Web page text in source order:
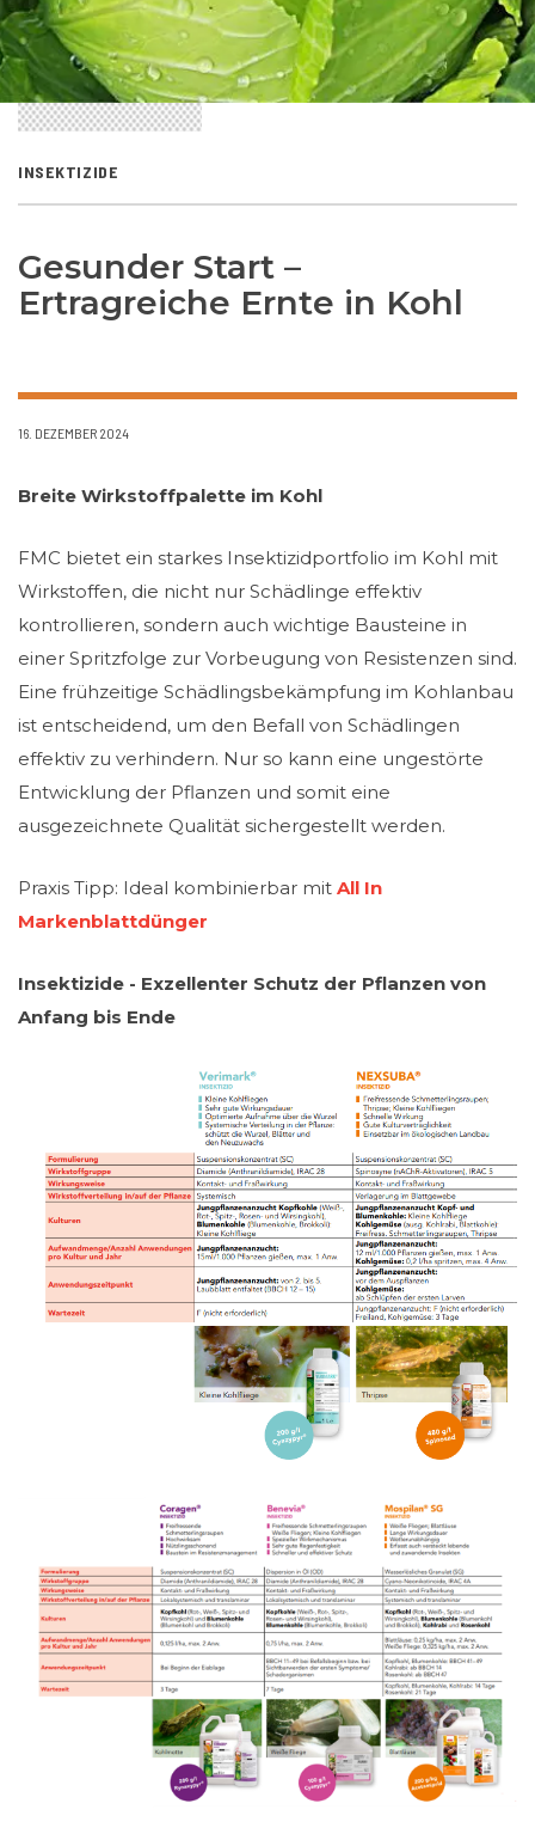
INSEKTIZIDE
Gesunder Start –
Ertragreiche Ernte in Kohl
16. DEZEMBER 2024
Breite Wirkstoffpalette im Kohl
FMC bietet ein starkes Insektizidportfolio im Kohl mit
Wirkstoffen, die nicht nur Schädlinge effektiv
kontrollieren, sondern auch wichtige Bausteine in
einer Spritzfolge zur Vorbeugung von Resistenzen sind.
Eine frühzeitige Schädlingsbekämpfung im Kohlanbau
ist entscheidend, um den Befall von Schädlingen
effektiv zu verhindern. Nur so kann eine ungestörte
Entwicklung der Pflanzen und somit eine
ausgezeichnete Qualität sichergestellt werden.
Praxis Tipp: Ideal kombinierbar mit All In
Markenblattdünger
Insektizide - Exzellenter Schutz der Pflanzen von
Anfang bis Ende